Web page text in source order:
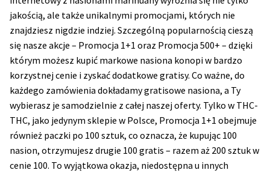
jakością, ale także unikalnymi promocjami, których nie
znajdziesz nigdzie indziej. Szczególną popularnością cieszą
się nasze akcje – Promocja 1+1 oraz Promocja 500+ – dzięki
którym możesz kupić markowe nasiona konopi w bardzo
korzystnej cenie i zyskać dodatkowe gratisy. Co ważne, do
każdego zamówienia dokładamy gratisowe nasiona, a Ty
wybierasz je samodzielnie z całej naszej oferty. Tylko w THC-
THC, jako jedynym sklepie w Polsce, Promocja 1+1 obejmuje
również paczki po 100 sztuk, co oznacza, że kupując 100
nasion, otrzymujesz drugie 100 gratis – razem aż 200 sztuk w
cenie 100. To wyjątkowa okazja, niedostępna u innych